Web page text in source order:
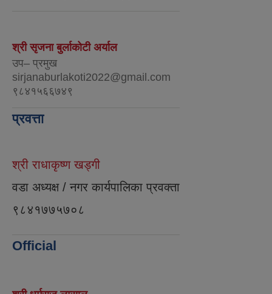
श्री सृजना बुर्लाकोटी अर्याल
उप– प्रमुख
sirjanaburlakoti2022@gmail.com
९८४१५६६७४९
प्रवत्ता
श्री राधाकृष्ण खड्गी
वडा अध्यक्ष / नगर कार्यपालिका प्रवक्ता
९८४१७७५७०८
Official